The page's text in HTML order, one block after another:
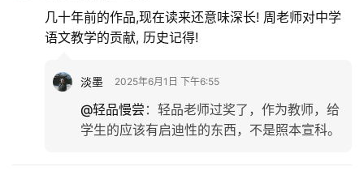
几十年前的作品,现在读来还意味深长! 周老师对中学
语文教学的贡献, 历史记得!
淡墨 2025年6月1日 下午6:55
@轻品慢尝 ： 轻品老师过奖了，作为教师，给
学生的应该有启迪性的东西，不是照本宣科。